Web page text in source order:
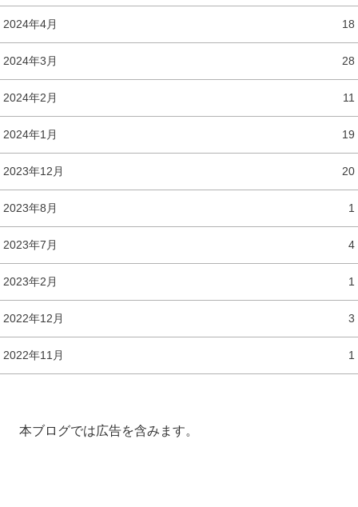
2024年4月 18
2024年3月 28
2024年2月 11
2024年1月 19
2023年12月 20
2023年8月 1
2023年7月 4
2023年2月 1
2022年12月 3
2022年11月 1
本ブログでは広告を含みます。